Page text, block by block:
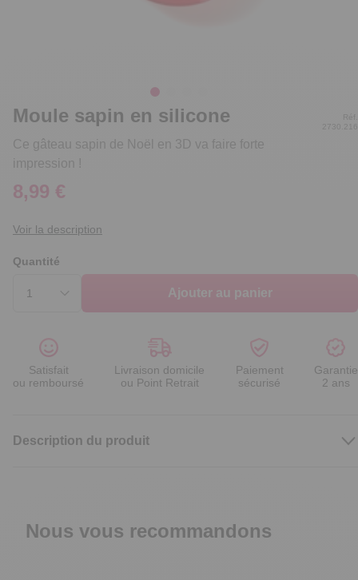
Moule sapin en silicone
Ce gâteau sapin de Noël en 3D va faire forte
impression !
Réf.
2730.216
8,99 €
Voir la description
Quantité
Ajouter au panier
Satisfait
ou remboursé
Livraison domicile
ou Point Retrait
Paiement
sécurisé
Garantie
2 ans
Description du produit
Nous vous recommandons